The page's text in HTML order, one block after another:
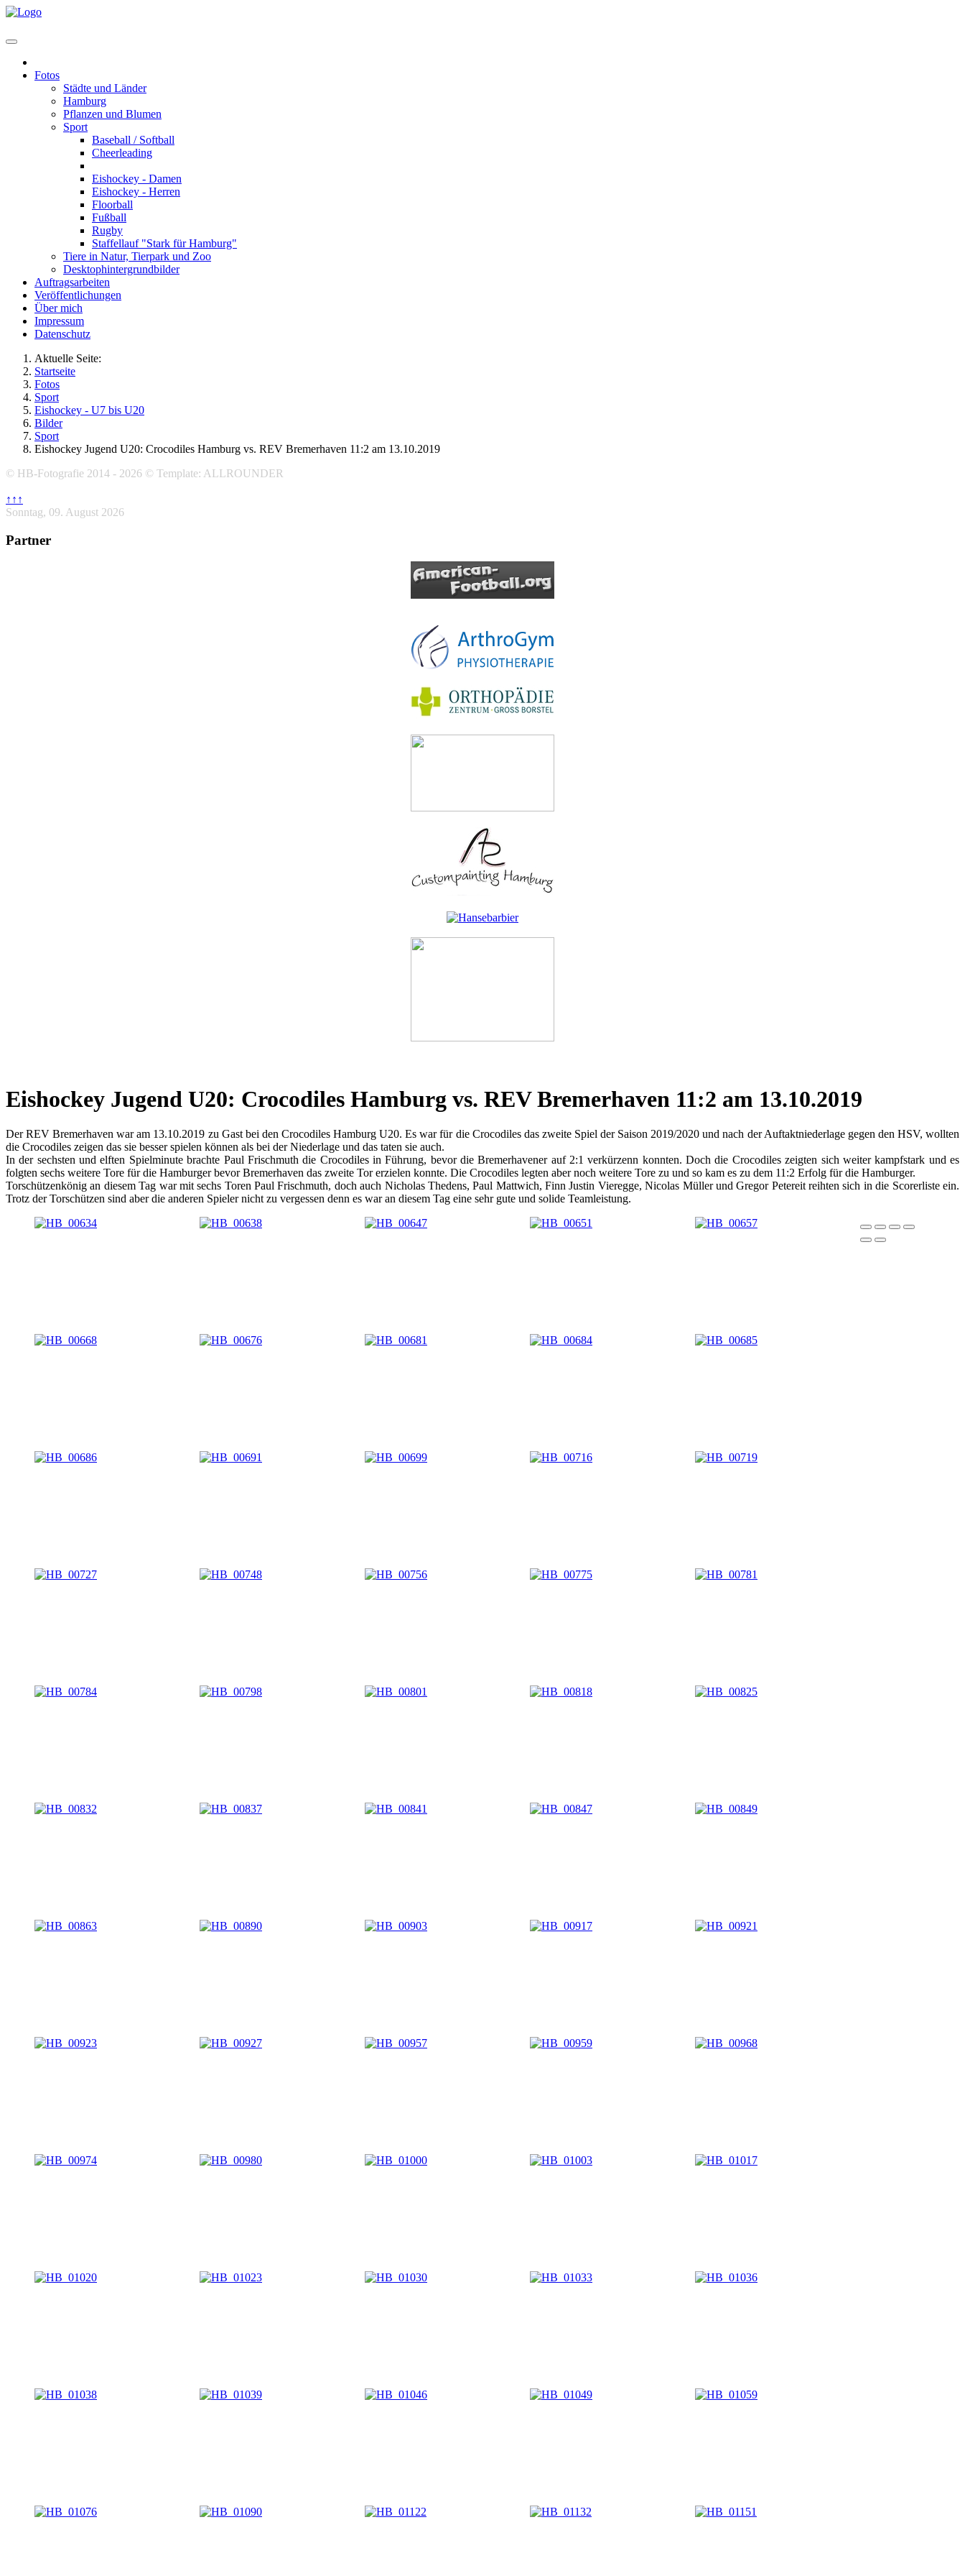
Fotos
Städte und Länder
Hamburg
Pflanzen und Blumen
Sport
Baseball / Softball
Cheerleading
Eishockey - Damen
Eishockey - Herren
Floorball
Fußball
Rugby
Staffellauf "Stark für Hamburg"
Tiere in Natur, Tierpark und Zoo
Desktophintergrundbilder
Auftragsarbeiten
Veröffentlichungen
Über mich
Impressum
Datenschutz
Aktuelle Seite:
Startseite
Fotos
Sport
Eishockey - U7 bis U20
Bilder
Sport
Eishockey Jugend U20: Crocodiles Hamburg vs. REV Bremerhaven 11:2 am 13.10.2019
© HB-Fotografie 2014 - 2026 © Template: ALLROUNDER
↑↑↑
Sonntag, 09. August 2026
Partner
Eishockey Jugend U20: Crocodiles Hamburg vs. REV Bremerhaven 11:2 am 13.10.2019
Der REV Bremerhaven war am 13.10.2019 zu Gast bei den Crocodiles Hamburg U20. Es war für die Crocodiles das zweite Spiel der Saison 2019/2020 und nach der Auftaktniederlage gegen den HSV, wollten
die Crocodiles zeigen das sie besser spielen können als bei der Niederlage und das taten sie auch.
In der sechsten und elften Spielminute brachte Paul Frischmuth die Crocodiles in Führung, bevor die Bremerhavener auf 2:1 verkürzenn konnten. Doch die Crocodiles zeigten sich weiter kampfstark und es
folgten sechs weitere Tore für die Hamburger bevor Bremerhaven das zweite Tor erzielen konnte. Die Crocodiles legten aber noch weitere Tore zu und so kam es zu dem 11:2 Erfolg für die Hamburger.
Torschützenkönig an diesem Tag war mit sechs Toren Paul Frischmuth, doch auch Nicholas Thedens, Paul Mattwich, Finn Justin Vieregge, Nicolas Müller und Gregor Petereit reihten sich in die Scorerliste ein.
Trotz der Torschützen sind aber die anderen Spieler nicht zu vergessen denn es war an diesem Tag eine sehr gute und solide Teamleistung.